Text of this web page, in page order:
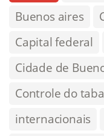
Buenos aires
Capital federal
Cidade de
Controle do
internacionais